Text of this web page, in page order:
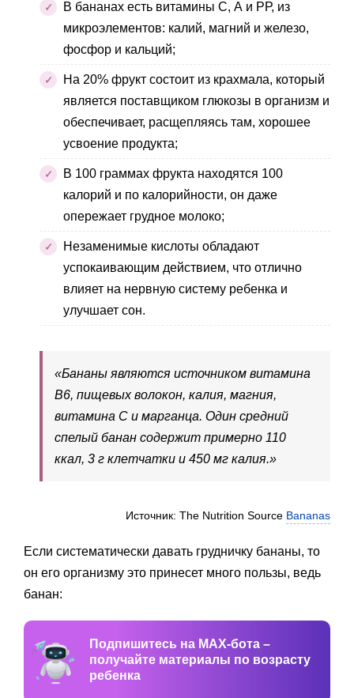
В бананах есть витамины С, А и РР, из
микроэлементов: калий, магний и железо,
фосфор и кальций;
На 20% фрукт состоит из крахмала, который
является поставщиком глюкозы в организм и
обеспечивает, расщепляясь там, хорошее
усвоение продукта;
В 100 граммах фрукта находятся 100
калорий и по калорийности, он даже
опережает грудное молоко;
Незаменимые кислоты обладают
успокаивающим действием, что отлично
влияет на нервную систему ребенка и
улучшает сон.
«Бананы являются источником витамина
B6, пищевых волокон, калия, магния,
витамина C и марганца. Один средний
спелый банан содержит примерно 110
ккал, 3 г клетчатки и 450 мг калия.»
Источник: The Nutrition Source Bananas
Если систематически давать грудничку бананы, то
он его организму это принесет много пользы, ведь
банан:
Подпишитесь на MAX-бота –
получайте материалы по возрасту
ребенка